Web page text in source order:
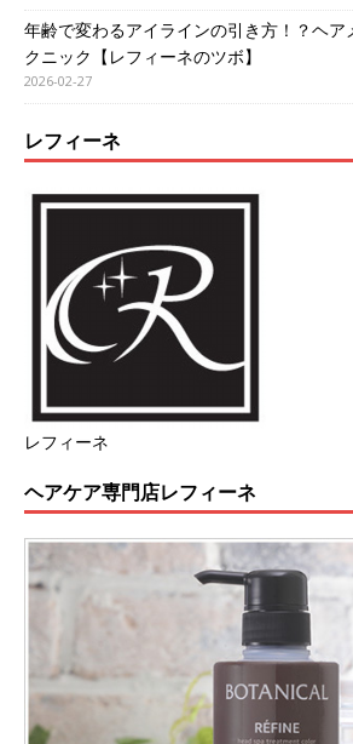
年齢で変わるアイラインの引き方！？ヘア
クニック【レフィーネのツボ】
2026-02-27
レフィーネ
レフィーネ
ヘアケア専門店レフィーネ